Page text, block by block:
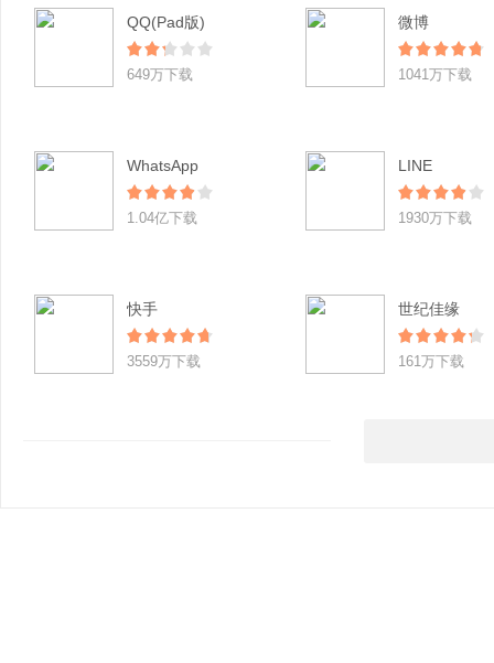
QQ(Pad版)
649万下载
微博
1041万下载
WhatsApp
1.04亿下载
LINE
1930万下载
快手
3559万下载
世纪佳缘
161万下载